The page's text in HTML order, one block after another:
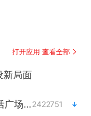
打开应用 查看全部
新局面
于东来回应关闭胖东来生活广场店2422751